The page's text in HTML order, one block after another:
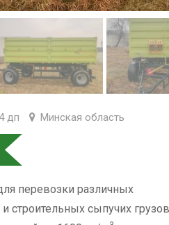
дп Минская область
перевозки различных
строительных сыпучих